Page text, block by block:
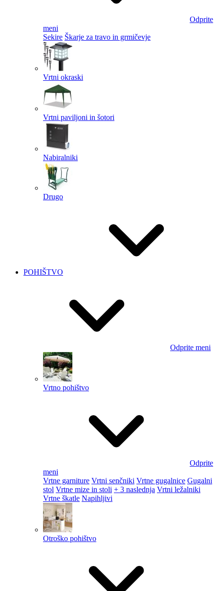
Odprite
meni
Sekire Škarje za travo in grmičevje
Vrtni okraski
Vrtni paviljoni in šotori
Nabiralniki
Drugo
POHIŠTVO
Odprite meni
Vrtno pohištvo
Odprite
meni
Vrtne garniture Vrtni senčniki Vrtne gugalnice Gugalni
stol Vrtne mize in stoli + 3 naslednja Vrtni ležalniki
Vrtne škatle Napihljivi
Otroško pohištvo